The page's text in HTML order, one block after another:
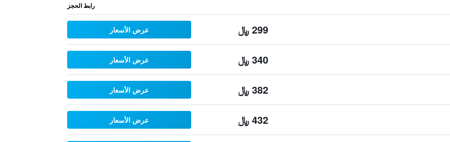
رابط الحجز
299 ﷼ عرض الأسعار
340 ﷼ عرض الأسعار
382 ﷼ عرض الأسعار
432 ﷼ عرض الأسعار